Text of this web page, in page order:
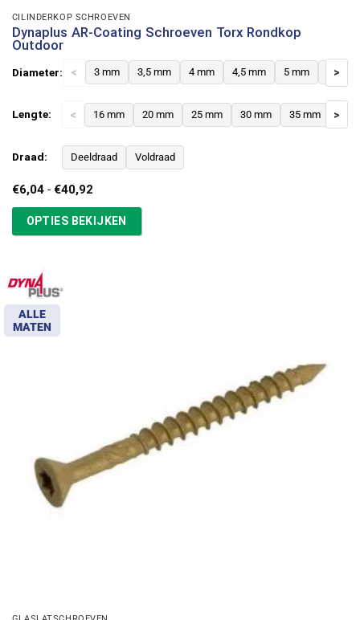
CILINDERKOP SCHROEVEN
Dynaplus AR-Coating Schroeven Torx Rondkop
Outdoor
Diameter: < 3 mm 3,5 mm 4 mm 4,5 mm 5 mm 6 mm
>
Lengte: < 16 mm 20 mm 25 mm 30 mm 35 mm 40
>
Draad: Deeldraad Voldraad
€6,04 - €40,92Prijsklasse:
€40,92
OPTIES BEKIJKEN
ALLE
MATEN